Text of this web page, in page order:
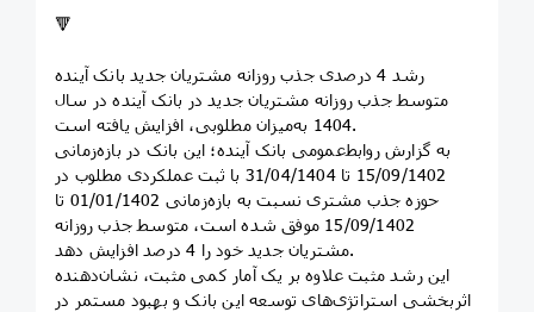
🔻
رشد 4 درصدی جذب روزانه مشتریان جدید بانک آینده
متوسط جذب روزانه مشتریان جدید در بانک آینده در سال
1404 به‌میزان مطلوبی، افزایش یافته است.
به گزارش روابط‌عمومی بانک آینده؛ این بانک در بازه‌زمانی
15/09/1402 تا 31/04/1404 با ثبت عملکردی مطلوب در
حوزه جذب مشتری نسبت به بازه‌زمانی 01/01/1402 تا
15/09/1402 موفق شده است، متوسط جذب روزانه
مشتریان جدید خود را 4 درصد افزایش دهد.
این رشد مثبت علاوه بر یک آمار کمی مثبت، نشان‌دهنده
اثربخشی استراتژی‌های توسعه این بانک و بهبود مستمر در